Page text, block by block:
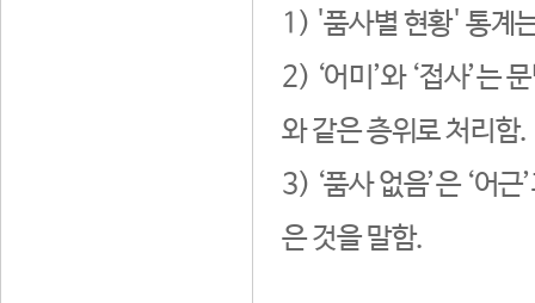
1) '품사별 현황' 통계
2) ‘어미’와 ‘접사’는
와 같은 층위로 처리함.
3) ‘품사 없음’은 ‘어
은 것을 말함.